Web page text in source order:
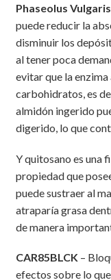
Phaseolus Vulgaris
puede reducir la
disminuir los
al tener poca
evitar que la
carbohidratos, es
almidón ingerido
digerido, lo que
Y quitosano es una
propiedad que
puede sustraer al
atraparía grasa
de manera
CAR85BLCK –
efectos sobre lo